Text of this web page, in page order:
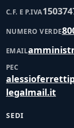
C.F. E P.IVA
NUMERO VERDE
EMAIL
PEC
legalmail.it
SEDI